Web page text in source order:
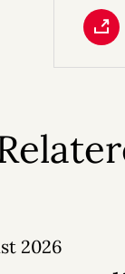
2026